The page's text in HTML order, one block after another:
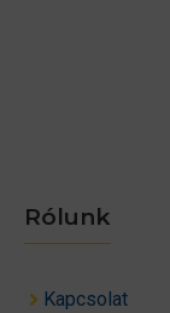
Rólunk
Kapcsolat